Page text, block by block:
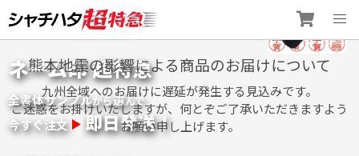
to
content
ネーム印 超特急
全書体サンプルから選んで
今すぐ注文 即日発送！
熊本地震の影響による商品のお届けについて
九州全域へのお届けに遅延が発生する見込みです。
ご迷惑をお掛けいたしますが、何とぞご了承いただきますよう
お願い申し上げます。